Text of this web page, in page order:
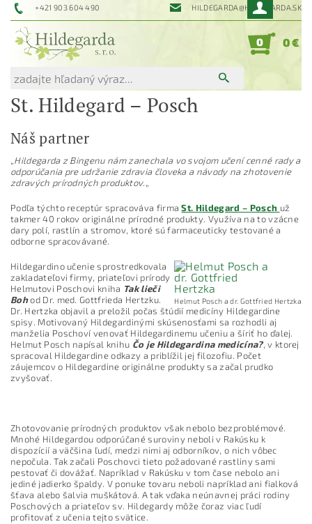
+421 903 604 490 HILDEGARDA@HILDEGARDA.SK
0 0 €
St. Hildegard – Posch
Náš partner
„Hildegarda z Bingenu nám zanechala vo svojom učení cenné rady a
odporúčania pre udržanie zdravia človeka a návody na zhotovenie
zdravých prírodných produktov.„
Podľa týchto receptúr spracováva firmaSt. Hildegard – Posch už
takmer 40 rokov originálne prírodné produkty. Využíva na to vzácne
dary polí, rastlín a stromov, ktoré sú farmaceuticky testované a
odborne spracovávané.
Helmut Posch a dr. Gottfried Hertzka
Hildegardino učenie sprostredkovala
zakladateľovi firmy, priateľovi prírody
Helmutovi Poschovi kniha Tak lieči
Bohod Dr. med. Gottfrieda Hertzku.
Dr. Hertzka objavil a preložil počas štúdií medicíny Hildegardine
spisy. Motivovaný Hildegardinými skúsenosťami sa rozhodli aj
manželia Poschoví venovať Hildegardinemu učeniu a šíriť ho ďalej.
Helmut Posch napísal knihu Čo je Hildegardina medicína?, v ktorej
spracoval Hildegardine odkazy a priblížil jej filozofiu. Počet
záujemcov o Hildegardine originálne produkty sa začal prudko
zvyšovať.
Zhotovovanie prírodných produktov však nebolo bezproblémové.
Mnohé Hildegardou odporúčané suroviny neboli v Rakúsku k
dispozícií a väčšina ľudí, medzi nimi aj odborníkov, o nich vôbec
nepočula. Tak začali Poschovci tieto požadované rastliny sami
pestovať či dovážať. Napríklad v Rakúsku v tom čase nebolo ani
jediné jadierko špaldy. V ponuke tovaru neboli napríklad ani fialková
šťava alebo šalvia muškátová. A tak vďaka neúnavnej práci rodiny
Poschových a priateľov sv. Hildegardy môže čoraz viac ľudí
profitovať z učenia tejto svätice.